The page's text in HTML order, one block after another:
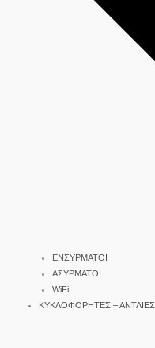
ΕΝΣΥΡΜΑΤΟΙ
ΑΣΥΡΜΑΤΟΙ
WiFi
ΚΥΚΛΟΦΟΡΗΤΕΣ – ΑΝΤΛΙΕΣ